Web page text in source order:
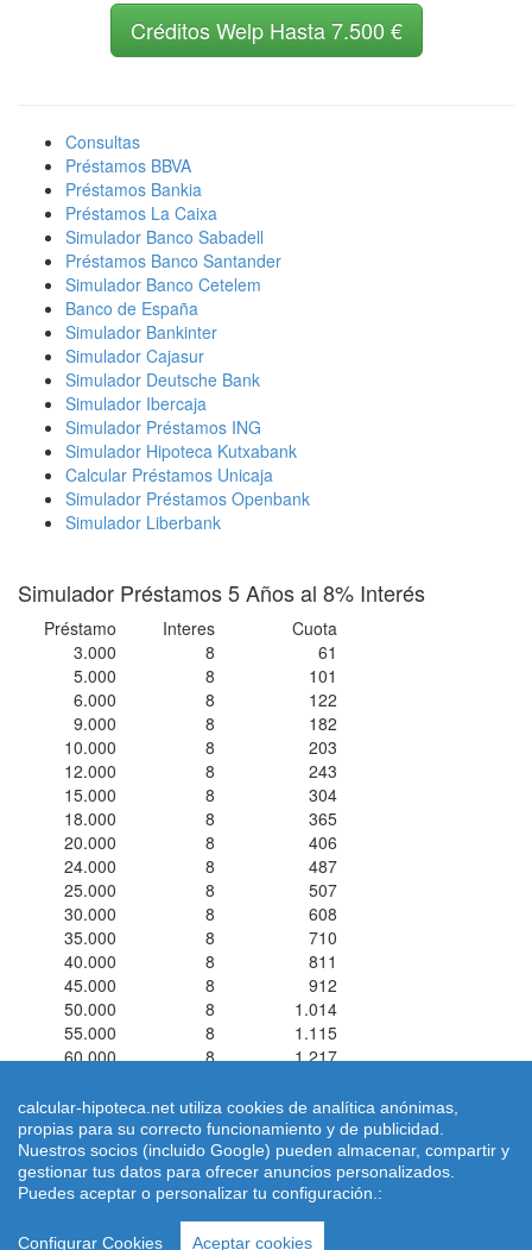
Créditos Welp Hasta 7.500 €
Consultas
Préstamos BBVA
Préstamos Bankia
Préstamos La Caixa
Simulador Banco Sabadell
Préstamos Banco Santander
Simulador Banco Cetelem
Banco de España
Simulador Bankinter
Simulador Cajasur
Simulador Deutsche Bank
Simulador Ibercaja
Simulador Préstamos ING
Simulador Hipoteca Kutxabank
Calcular Préstamos Unicaja
Simulador Préstamos Openbank
Simulador Liberbank
Simulador Préstamos 5 Años al 8% Interés
Préstamo Interes
Cuota
3.000
8
61
5.000
8
101
6.000
8
122
9.000
8
182
10.000
8
203
12.000
8
243
15.000
8
304
18.000
8
365
20.000
8
406
24.000
8
487
25.000
8
507
30.000
8
608
35.000
8
710
40.000
8
811
45.000
8
912
50.000
8
1.014
55.000
8
1.115
60.000
8 1.217
Simuladores de Préstamos ® 2026 calcular-hipoteca.netHome |
Calcular letra de hipoteca|Revisar hipoteca|Condiciones de uso
|Política de Cookies | Email: dimarinternet(arroba)gmail.com
calcular-hipoteca.net utiliza cookies de analítica anónimas,
propias para su correcto funcionamiento y de publicidad.
Nuestros socios (incluido Google) pueden almacenar, compartir y
gestionar tus datos para ofrecer anuncios personalizados.
Puedes aceptar o personalizar tu configuración.:
Configurar Cookies Aceptar cookies